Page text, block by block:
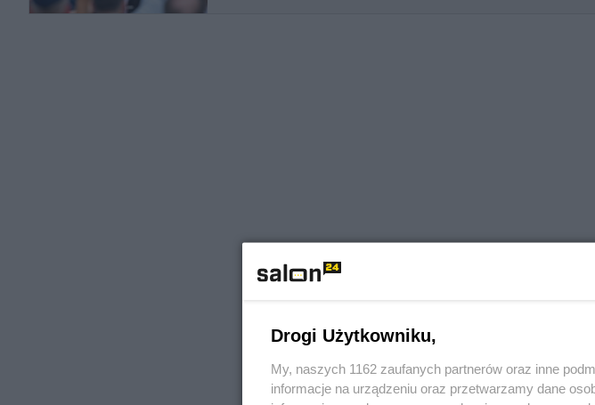
Drogi Użytkowniku,
My, naszych 1162 zaufanych partnerów oraz inne
informacje na urządzeniu oraz przetwarzamy dane